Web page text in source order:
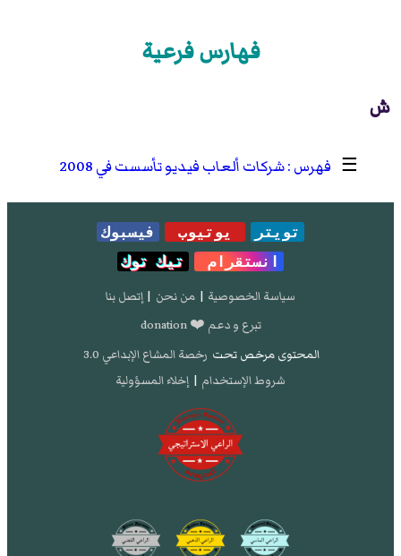
فهارس فرعية
ش
☰ شركات ألعاب فيديو تأسست في 2008
تويتر يوتيوب
فيسبوك
انستقرام
تيك توك
سياسة الخصوصية | من نحن | إتصل بنا
تبرع و دعم ❤️ donation
المحتوى مرخص تحت رخصة المشاع الإبداعي 3.0
شروط الإستخدام | إخلاء المسؤولية